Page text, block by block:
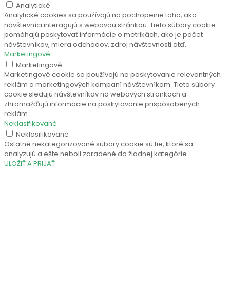
Analytické
Analytické cookies sa používajú na pochopenie toho, ako
návštevníci interagujú s webovou stránkou. Tieto súbory cookie
pomáhajú poskytovať informácie o metrikách, ako je počet
návštevníkov, miera odchodov, zdroj návštevnosti atď.
Marketingové
Marketingové
Marketingové cookie sa používajú na poskytovanie relevantných
reklám a marketingových kampaní návštevníkom. Tieto súbory
cookie sledujú návštevníkov na webových stránkach a
zhromažďujú informácie na poskytovanie prispôsobených
reklám.
Neklasifikované
Neklasifikované
Ostatné nekategorizované súbory cookie sú tie, ktoré sa
analyzujú a ešte neboli zaradené do žiadnej kategórie.
ULOŽIŤ A PRIJAŤ